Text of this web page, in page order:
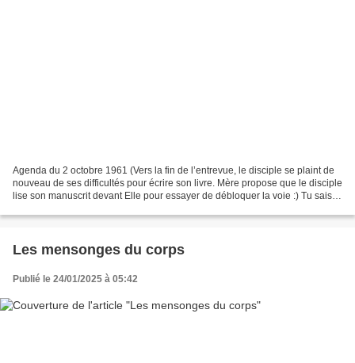
Agenda du 2 octobre 1961 (Vers la fin de l’entrevue, le disciple se plaint de
nouveau de ses difficultés pour écrire son livre. Mère propose que le disciple
lise son manuscrit devant Elle pour essayer de débloquer la voie :) Tu sais,
Les mensonges du corps
Publié le 24/01/2025 à 05:42